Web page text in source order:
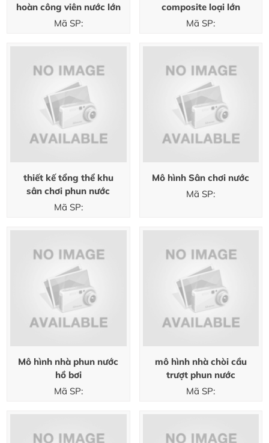
hoàn công viên nước lớn
Mã SP:
composite loại lớn
Mã SP:
thiết kế tổng thể khu
sân chơi phun nước
Mã SP:
Mô hình Sân chơi nước
Mã SP:
Mô hình nhà phun nước
hồ bơi
Mã SP:
mô hình nhà chòi cầu
trượt phun nước
Mã SP: